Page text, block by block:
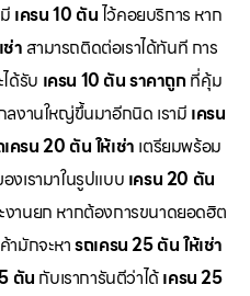
เครน 10 ตันไว้คอยบริการ หาก
า สามารถติดต่อเราได้ทันที การ
ด้รับ เครน 10 ตัน ราคาถูกที่คุ้ม
งานใหญ่ขึ้นมาอีกนิด เรามี เครน
ครน 20 ตัน ให้เช่าเตรียมพร้อม
งเรามาในรูปแบบ เครน 20 ตัน
งานยก หากต้องการขนาดยอดฮิต
ามักจะหารถเครน 25 ตัน ให้เช่า
ตัน กับเราการันตีว่าได้เครน 25